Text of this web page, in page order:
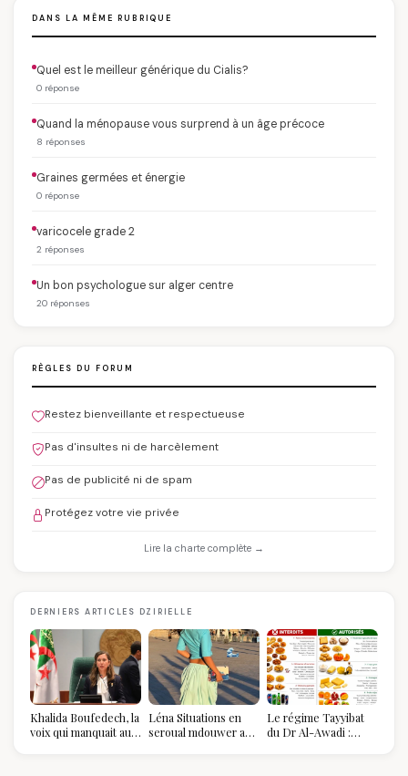
DANS LA MÊME RUBRIQUE
Quel est le meilleur générique du Cialis?
0 réponse
Quand la ménopause vous surprend à un âge précoce
8 réponses
Graines germées et énergie
0 réponse
varicocele grade 2
2 réponses
Un bon psychologue sur alger centre
20 réponses
RÈGLES DU FORUM
Restez bienveillante et respectueuse
Pas d'insultes ni de harcèlement
Pas de publicité ni de spam
Protégez votre vie privée
Lire la charte complète →
DERNIERS ARTICLES DZIRIELLE
Khalida Boufedech, la
voix qui manquait au
Léna Situations en
seroual mdouwer au
Le régime Tayyibat
du Dr Al-Awadi :